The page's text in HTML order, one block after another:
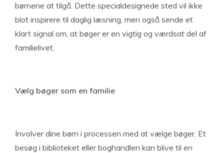
børnene at tilgå. Dette specialdesignede sted vil ikke
blot inspirere til daglig læsning, men også sende et
klart signal om, at bøger er en vigtig og værdsat del af
familielivet.
Vælg bøger som en familie
Involver dine børn i processen med at vælge bøger. Et
besøg i biblioteket eller boghandlen kan blive til en